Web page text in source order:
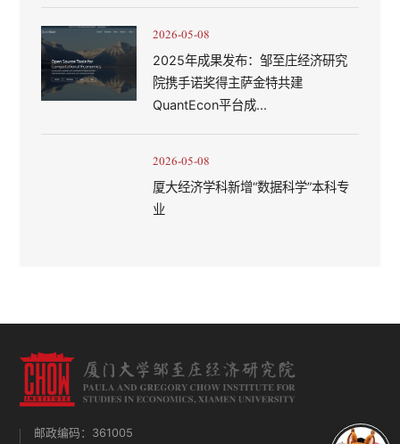
2026-05-08
2025年成果发布：邹至庄经济研究
院携手诺奖得主萨金特共建
QuantEcon平台成...
2026-05-08
厦大经济学科新增“数据科学”本科专
业
邮政编码：361005